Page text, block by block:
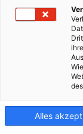
Alles